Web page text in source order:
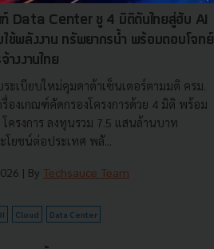
Data Center ชู 4 มิติดันไทยสู่ฮับ AI
ใช้พลังงาน ทรัพยากรน้ำ พร้อมตอบโจทย์
างงานไทย
ะเบียบใหม่คุมดาต้าเซ็นเตอร์ตามมติ ครม.
องเกณฑ์คัดกรองโครงการด้วย 4 มิติ พร้อม
ครงการ ลงทุนรวม 7.5 แสนล้านบาท
โยชน์ต่อประเทศ พลั...
| By Techsauce Team
Cloud Data Center